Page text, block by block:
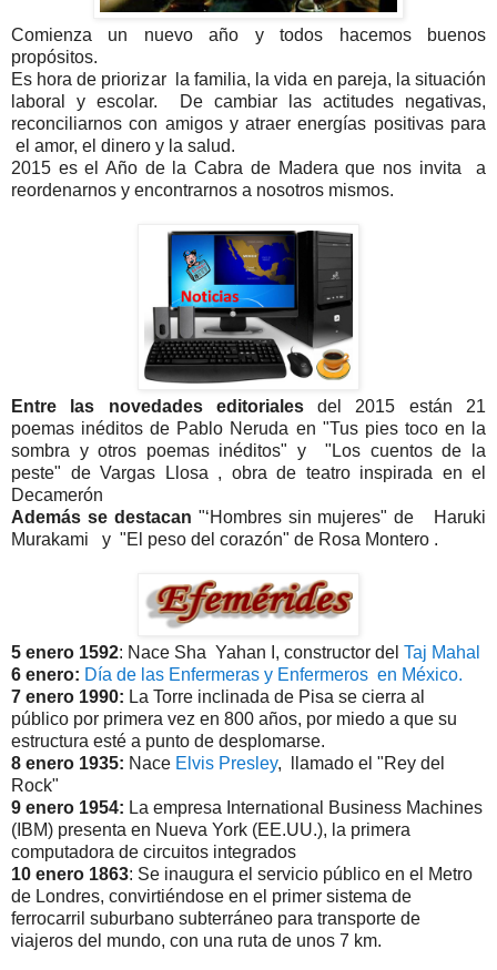
Comienza un nuevo año y todos hacemos buenos
propósitos.
Es hora de priorizar la familia, la vida en pareja, la situación
laboral y escolar. De cambiar las actitudes negativas,
reconciliarnos con amigos y atraer energías positivas para
el amor, el dinero y la salud.
2015 es el Año de la Cabra de Madera que nos invita a
reordenarnos y encontrarnos a nosotros mismos.
Entre las novedades editorialesdel 2015 están 21
poemas inéditos de Pablo Neruda en "Tus pies toco en la
sombra y otros poemas inéditos" y "Los cuentos de la
peste" de Vargas Llosa , obra de teatro inspirada en el
Decamerón
Además se destacan "‘Hombres sin mujeres" de Haruki
Murakami y "El peso del corazón" de Rosa Montero .
5 enero 1592: Nace Sha Yahan I, constructor del Taj Mahal
6 enero: Día de las Enfermeras y Enfermeros en México.
7 enero 1990: La Torre inclinada de Pisa se cierra al
público por primera vez en 800 años, por miedo a que su
estructura esté a punto de desplomarse.
8 enero 1935: Nace Elvis Presley, llamado el "Rey del
Rock"
9 enero 1954: La empresa International Business Machines
(IBM) presenta en Nueva York (EE.UU.), la primera
computadora de circuitos integrados
10 enero 1863: Se inaugura el servicio público en el Metro
de Londres, convirtiéndose en el primer sistema de
ferrocarril suburbano subterráneo para transporte de
viajeros del mundo, con una ruta de unos 7 km.